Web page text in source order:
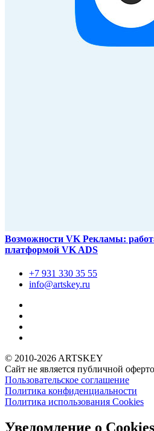
Возможности VK Рекламы:
платформой VK ADS
+7 931 330 35 55
info@artskey.ru
© 2010-2026 ARTSKEY
Сайт не является публичной
Пользовательское соглашение
Политика конфиденциальности
Политика использования Cookies
Уведомление о Cookies